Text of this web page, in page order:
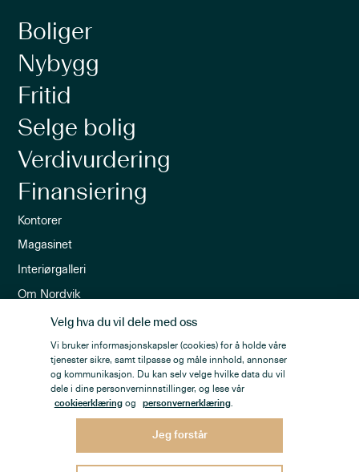
Boliger
Nybygg
Fritid
Selge bolig
Verdivurdering
Finansiering
Kontorer
Magasinet
Interiørgalleri
Om Nordvik
Ledige stillinger
Nordvik-appen
Nyhetsbrev
Velg hva du vil dele med oss
Vi bruker informasjonskapsler (cookies) for å holde våre
tjenester sikre, samt tilpasse og måle innhold, annonser
og kommunikasjon. Du kan selv velge hvilke data du vil
dele i dine personverninnstillinger, og lese vår
cookieerklæringog personvernerklæring.
Jeg forstår